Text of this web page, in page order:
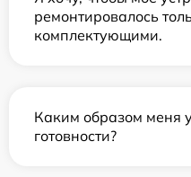
ремонтировалось
комплектующими.
Каким образом меня
готовности?